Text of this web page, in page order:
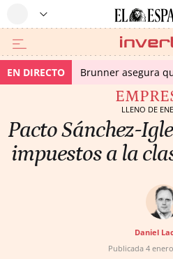
EN DIRECTO Brunner asegura
LLENO DE
Pacto Sánchez-
impuestos a la
Daniel
Publicada 4